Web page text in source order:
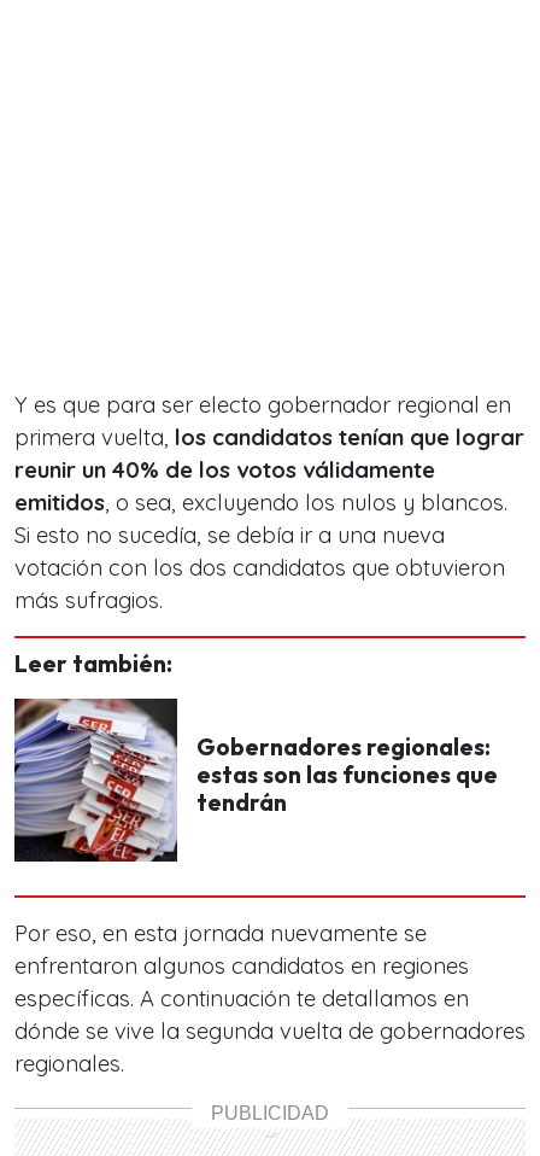
Y es que para ser electo gobernador regional en
primera vuelta, los candidatos tenían que lograr
reunir un 40% de los votos válidamente
emitidos, o sea, excluyendo los nulos y blancos.
Si esto no sucedía, se debía ir a una nueva
votación con los dos candidatos que obtuvieron
más sufragios.
Leer también:
Gobernadores regionales:
estas son las funciones que
tendrán
Por eso, en esta jornada nuevamente se
enfrentaron algunos candidatos en regiones
específicas. A continuación te detallamos en
dónde se vive la segunda vuelta de gobernadores
regionales.